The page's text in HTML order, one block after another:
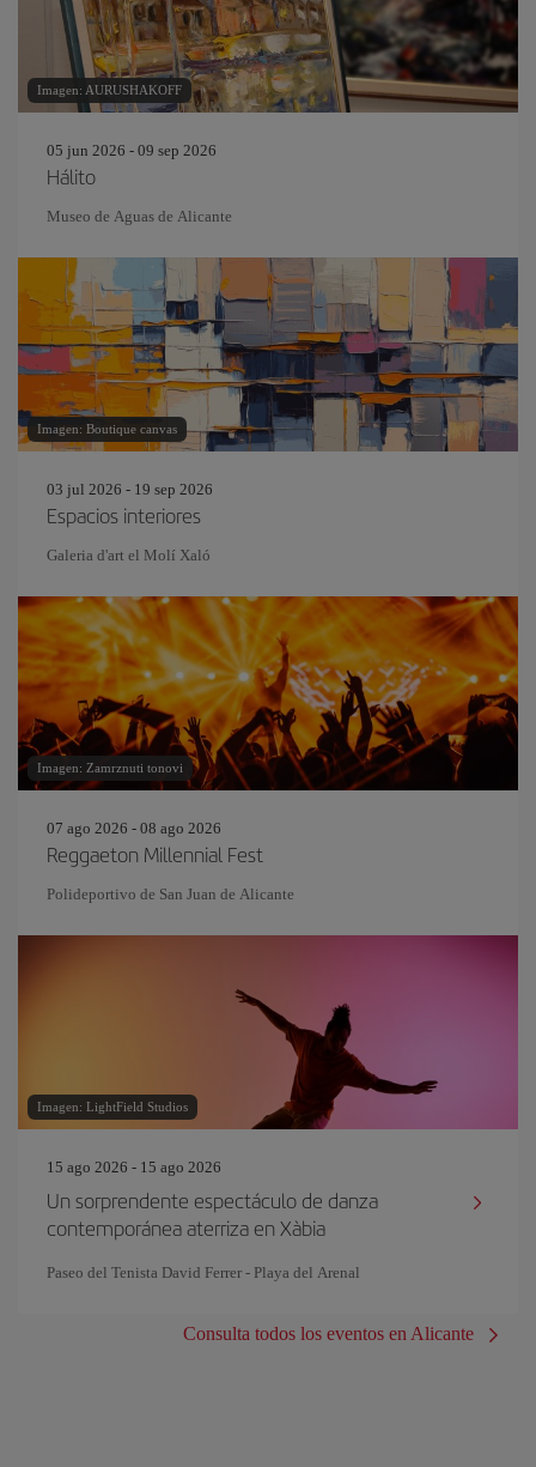
Imagen: AURUSHAKOFF
05 jun 2026 - 09 sep 2026
Hálito
Museo de Aguas de Alicante
Imagen: Boutique canvas
03 jul 2026 - 19 sep 2026
Espacios interiores
Galeria d'art el Molí Xaló
Imagen: Zamrznuti tonovi
07 ago 2026 - 08 ago 2026
Reggaeton Millennial Fest
Polideportivo de San Juan de Alicante
Imagen: LightField Studios
15 ago 2026 - 15 ago 2026
Un sorprendente espectáculo de danza
contemporánea aterriza en Xàbia
Paseo del Tenista David Ferrer - Playa del Arenal
Consulta todos los eventos en Alicante